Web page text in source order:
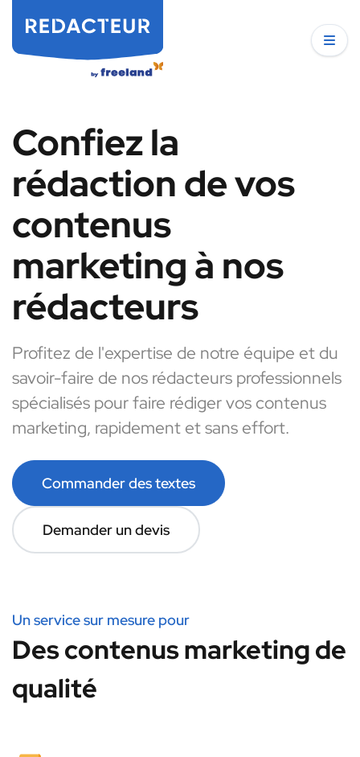
Confiez la
rédaction de vos
contenus
marketing à nos
rédacteurs
Profitez de l'expertise de notre équipe et du
savoir-faire de nos rédacteurs professionnels
spécialisés pour faire rédiger vos contenus
marketing, rapidement et sans effort.
Commander des textes
Demander un devis
Un service sur mesure pour
Des contenus marketing de
qualité